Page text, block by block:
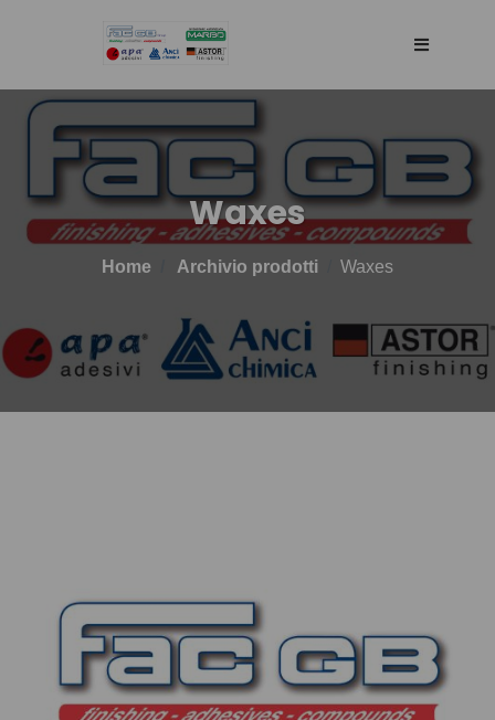
HOME
AGENCY
SELLING WEB
TECHNOLOGY
PRODOTTI
Waxes
Home Archivio prodotti Waxes